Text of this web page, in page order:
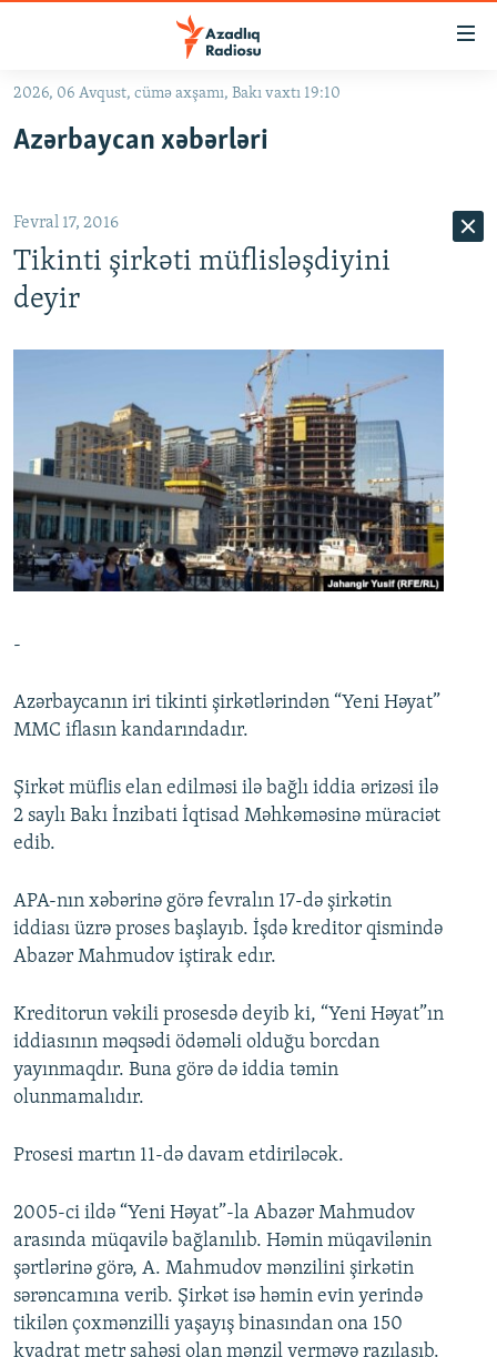
Əsas
qayıt
qayıt
Axtarışa
keçFƏRQƏ BAX
QANUNI DOĞRU
VIDEO
FOTOQALEREYA
İNFOQRAFIKA
KARIKATURA
RADIO ARXIV
OXU ZALI
AZƏRBAYCAN ƏDƏBIYYATI KITABXANASI
İSLAM VƏ DEMOKRATIYA
HAQQIMIZDA
MISSIYAMIZ
PEŞƏ ETIKASI VƏ JURNALISTIKA STANDARTLARIMIZ
XƏBƏR BÜLLETENLƏRIMIZ
BIZI IZLƏ
2026, 06 Avqust, cümə axşamı, Bakı vaxtı 19:10
Azərbaycan xəbərləri
Fevral 17, 2016
Tikinti şirkəti müflisləşdiyini
deyir
-
Azərbaycanın iri tikinti şirkətlərindən “Yeni Həyat”
MMC iflasın kandarındadır.
Şirkət müflis elan edilməsi ilə bağlı iddia ərizəsi ilə
2 saylı Bakı İnzibati İqtisad Məhkəməsinə müraciət
edib.
APA-nın xəbərinə görə fevralın 17-də şirkətin
iddiası üzrə proses başlayıb. İşdə kreditor qismində
Abazər Mahmudov iştirak edır.
Kreditorun vəkili prosesdə deyib ki, “Yeni Həyat”ın
iddiasının məqsədi ödəməli olduğu borcdan
yayınmaqdır. Buna görə də iddia təmin
olunmamalıdır.
Prosesi martın 11-də davam etdiriləcək.
2005-ci ildə “Yeni Həyat”-la Abazər Mahmudov
arasında müqavilə bağlanılıb. Həmin müqavilənin
şərtlərinə görə, A. Mahmudov mənzilini şirkətin
sərəncamına verib. Şirkət isə həmin evin yerində
tikilən çoxmənzilli yaşayış binasından ona 150
kvadrat metr sahəsi olan mənzil verməyə razılaşıb.